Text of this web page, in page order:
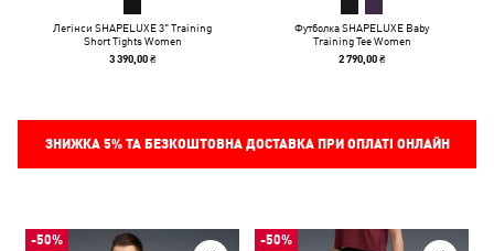
Легінси SHAPELUXE 3" Training
Short Tights Women
3 390,00 ₴
Футболка SHAPELUXE Baby
Training Tee Women
2 790,00 ₴
ЗНИЖКА 5%ТА БЕЗКОШТОВНА ДОСТАВКА ПРИ ОПЛАТІ ОНЛАЙН
-50% -50%